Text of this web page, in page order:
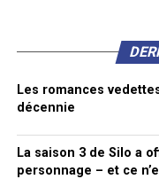
Les romances
décennie
La saison 3 de Silo a
personnage – et ce